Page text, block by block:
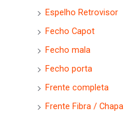
Espelho Retrovisor
Fecho Capot
Fecho mala
Fecho porta
Frente completa
Frente Fibra / Chapa